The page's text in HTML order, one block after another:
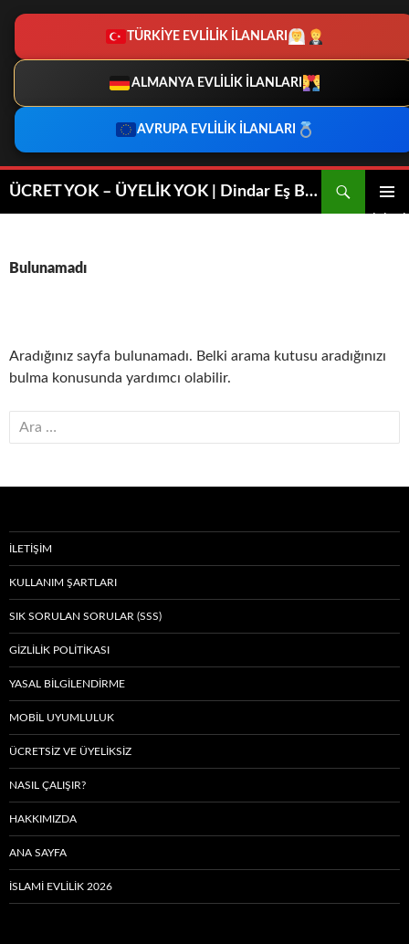
TÜRKİYE EVLİLİK İLANLARI
ALMANYA EVLİLİK İLANLARI
AVRUPA EVLİLİK İLANLARI
İçeriğe
ÜCRET YOK – ÜYELİK YOK | Dindar Eş Bulma | Dini Evlilik
Ara
Bulunamadı
Aradığınız sayfa bulunamadı. Belki arama kutusu aradığınızı
bulma konusunda yardımcı olabilir.
Arama:
İLETIŞIM
KULLANIM ŞARTLARI
SIK SORULAN SORULAR (SSS)
GIZLILIK POLITIKASI
YASAL BILGILENDIRME
MOBIL UYUMLULUK
ÜCRETSIZ VE ÜYELIKSIZ
NASIL ÇALIŞIR?
HAKKIMIZDA
ANA SAYFA
İSLAMI EVLILIK 2026